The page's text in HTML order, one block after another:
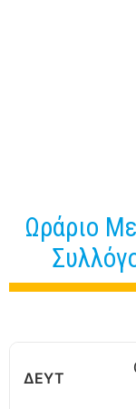
Ωράριο
ΔΕΥΤ